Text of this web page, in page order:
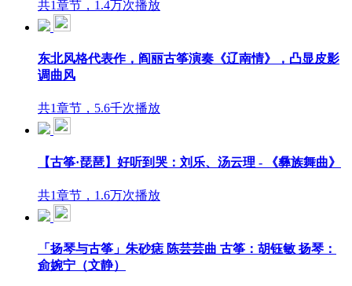
共1章节，1.4万次播放
东北风格代表作，阎丽古筝演奏《辽南情》，凸显皮影
调曲风
共1章节，5.6千次播放
【古筝·琵琶】好听到哭：刘乐、汤云理 - 《彝族舞曲》
共1章节，1.6万次播放
「扬琴与古筝」朱砂痣 陈芸芸曲 古筝：胡钰敏 扬琴：
侴婉宁（文静）